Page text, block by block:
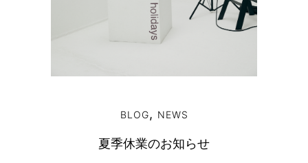
BLOG, NEWS
夏季休業のお知らせ